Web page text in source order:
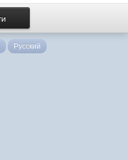
Русский